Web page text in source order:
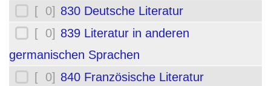
[ 0] 830 Deutsche Literatur
[ 0] 839 Literatur in anderen
germanischen Sprachen
[ 0] 840 Französische Literatur